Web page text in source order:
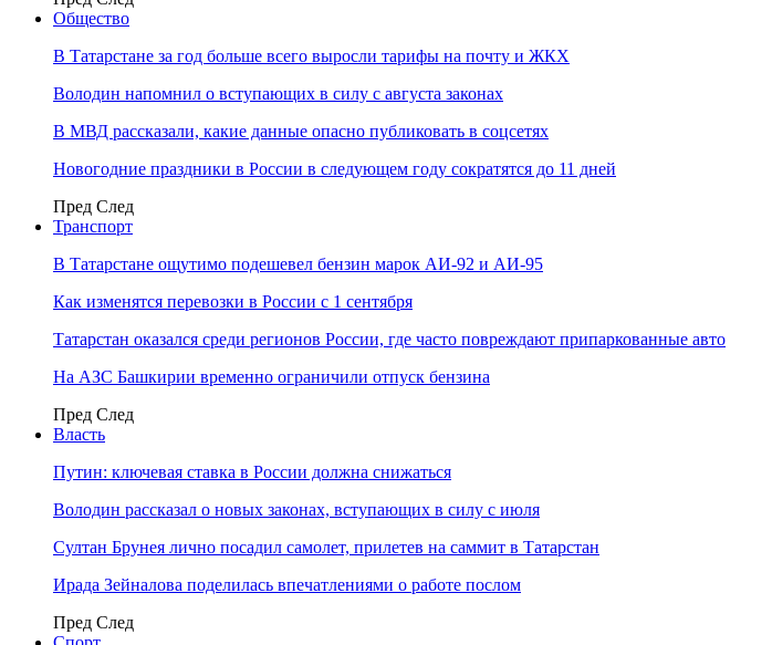
Общество
В Татарстане за год больше всего выросли тарифы на почту и ЖКХ
Володин напомнил о вступающих в силу с августа законах
В МВД рассказали, какие данные опасно публиковать в соцсетях
Новогодние праздники в России в следующем году сократятся до 11 дней
Пред След
Транспорт
В Татарстане ощутимо подешевел бензин марок АИ-92 и АИ-95
Как изменятся перевозки в России с 1 сентября
Татарстан оказался среди регионов России, где часто повреждают припаркованные авто
На АЗС Башкирии временно ограничили отпуск бензина
Пред След
Власть
Путин: ключевая ставка в России должна снижаться
Володин рассказал о новых законах, вступающих в силу с июля
Султан Брунея лично посадил самолет, прилетев на саммит в Татарстан
Ирада Зейналова поделилась впечатлениями о работе послом
Пред След